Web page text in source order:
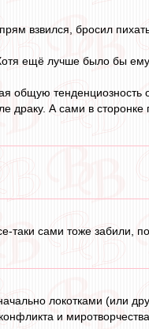
взвился, бросил
ещё лучше было бы
общую тенденциозность
А сами в сторонке
сами тоже забили,
локотками (или
и